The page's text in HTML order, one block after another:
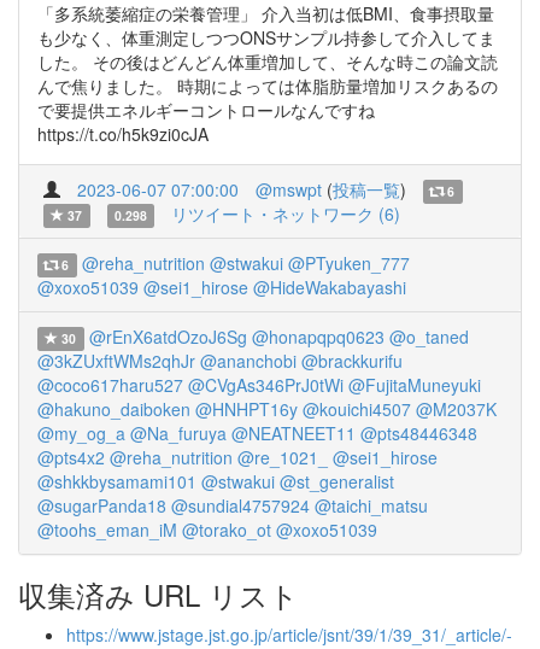
「多系統萎縮症の栄養管理」 介入当初は低BMI、食事摂取量
も少なく、体重測定しつつONSサンプル持参して介入してま
した。 その後はどんどん体重増加して、そんな時この論文読
んで焦りました。 時期によっては体脂肪量増加リスクあるの
で要提供エネルギーコントロールなんですね
https://t.co/h5k9zi0cJA
2023-06-07 07:00:00 @mswpt (投稿一覧)
6
37
0.298 リツイート・ネットワーク (6)
6 @reha_nutrition @stwakui @PTyuken_777
@xoxo51039 @sei1_hirose @HideWakabayashi
30 @rEnX6atdOzoJ6Sg @honapqpq0623 @o_taned
@3kZUxftWMs2qhJr @ananchobi @brackkurifu
@coco617haru527 @CVgAs346PrJ0tWi @FujitaMuneyuki
@hakuno_daiboken @HNHPT16y @kouichi4507 @M2037K
@my_og_a @Na_furuya @NEATNEET11 @pts48446348
@pts4x2 @reha_nutrition @re_1021_
@sei1_hirose
@shkkbysamami101 @stwakui @st_generalist
@sugarPanda18 @sundial4757924 @taichi_matsu
@toohs_eman_iM @torako_ot @xoxo51039
収集済み URL リスト
https://www.jstage.jst.go.jp/article/jsnt/39/1/39_31/_article/-